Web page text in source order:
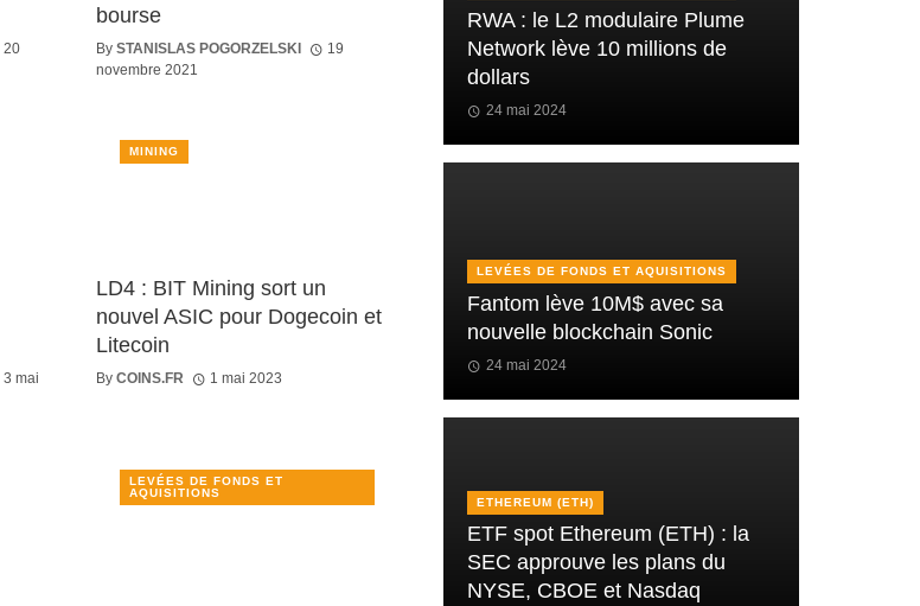
20
bourse
By STANISLAS POGORZELSKI
19
novembre 2021
3 mai
LD4 : BIT Mining sort un
nouvel ASIC pour Dogecoin et
Litecoin
By COINS.FR 1 mai 2023
MINING
LEVÉES DE FONDS ET
AQUISITIONS
RWA : le L2 modulaire Plume
Network lève 10 millions de
dollars
24 mai 2024
LEVÉES DE FONDS ET AQUISITIONS
Fantom lève 10M$ avec sa
nouvelle blockchain Sonic
24 mai 2024
ETHEREUM (ETH)
ETF spot Ethereum (ETH) : la
SEC approuve les plans du
NYSE, CBOE et Nasdaq